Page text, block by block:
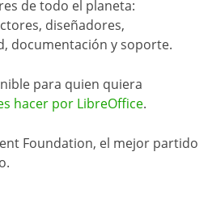
de todo el planeta:
diseñadores,
documentación y soporte.
para quien quiera
hacer por LibreOffice.
Foundation, el mejor partido